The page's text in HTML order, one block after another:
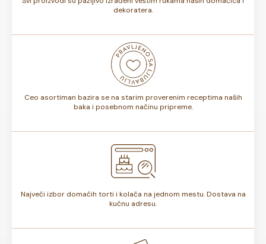
dekoratera.
Ceo asortiman bazira se na starim proverenim receptima naših
baka i posebnom načinu pripreme.
Najveći izbor domaćih torti i kolača na jednom mestu. Dostava na
kućnu adresu.